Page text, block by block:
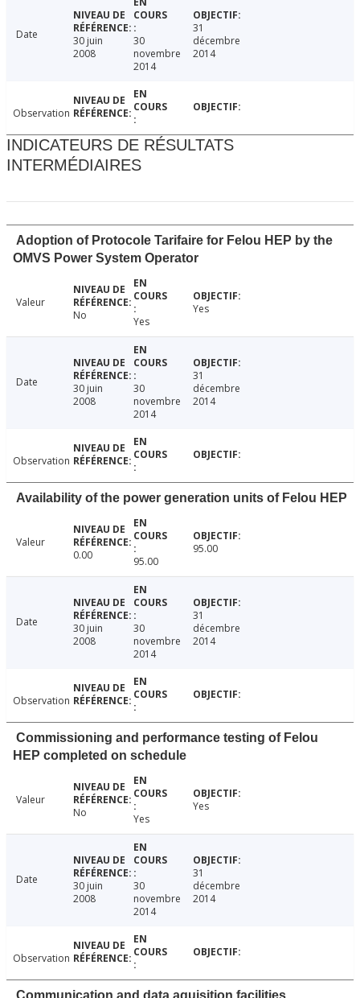
Date
30 juin
2008
30
novembre
2014
31
décembre
2014
Observation
INDICATEURS DE RÉSULTATS
INTERMÉDIAIRES
Adoption of Protocole Tarifaire for Felou HEP by the
OMVS Power System Operator
Valeur
No
Yes
Yes
Date
30 juin
2008
30
novembre
2014
31
décembre
2014
Observation
Availability of the power generation units of Felou HEP
Valeur
0.00
95.00
95.00
Date
30 juin
2008
30
novembre
2014
31
décembre
2014
Observation
Commissioning and performance testing of Felou
HEP completed on schedule
Valeur
No
Yes
Yes
Date
30 juin
2008
30
novembre
2014
31
décembre
2014
Observation